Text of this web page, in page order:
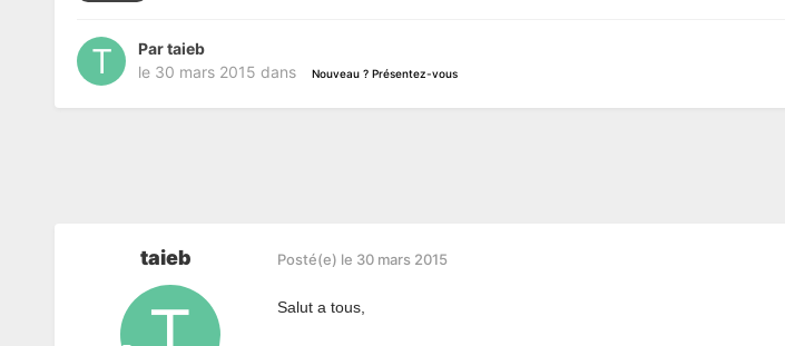
Partaieb
le 30 mars 2015 dans Nouveau ? Présentez-vous
taieb Posté(e) le 30 mars 2015
Salut a tous,